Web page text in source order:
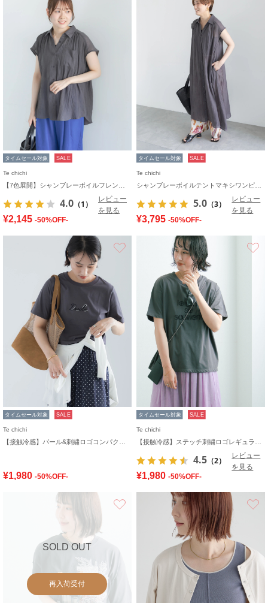
タイムセール対象 SALE
Te chichi
4.0 （1）
レビュー
を見る
¥2,145 -50%OFF-
タイムセール対象 SALE
Te chichi
5.0 （3）
レビュー
を見る
¥3,795 -50%OFF-
タイムセール対象 SALE
Te chichi
¥1,980 -50%OFF-
タイムセール対象 SALE
Te chichi
4.5 （2）
レビュー
を見る
¥1,980 -50%OFF-
SOLD OUT
再入荷受付